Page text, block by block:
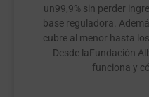
un99,9% sin perder
base reguladora.
cubre al menor hasta
Desde laFundación
funciona y